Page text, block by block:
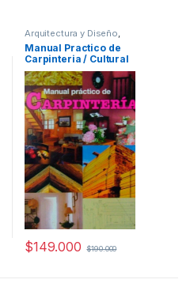
Arquitectura y Diseño,
Arquitectura y Urbanismo
Afines,Decoración ,Decoración
y Muebles,Diseño ,Hogar y
Manualidades
Ofertas,Profesionales y
tecnicos,Temas Varios
Manual Practico de
Carpinteria / Cultural
$149.000 $190.000